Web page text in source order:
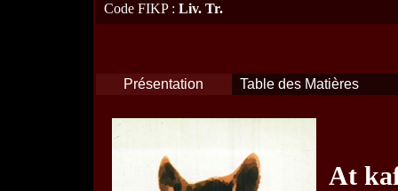
Code FIKP: Liv. Tr.
Présentation Table des Matières
At